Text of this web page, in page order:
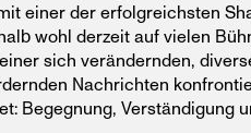
einer der erfolgreichsten
wohl derzeit auf vielen
sich verändernden,
Nachrichten
Begegnung, Verständigung